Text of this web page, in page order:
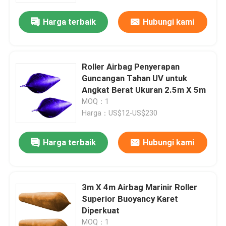
Produk
Video
Harga terbaik Hubungi kami
Roller Airbag Penyerapan
Guncangan Tahan UV untuk
Angkat Berat Ukuran 2.5m X 5m
MOQ：1
Harga：US$12-US$230
Harga terbaik Hubungi kami
3m X 4m Airbag Marinir Roller
Superior Buoyancy Karet
Diperkuat
MOQ：1